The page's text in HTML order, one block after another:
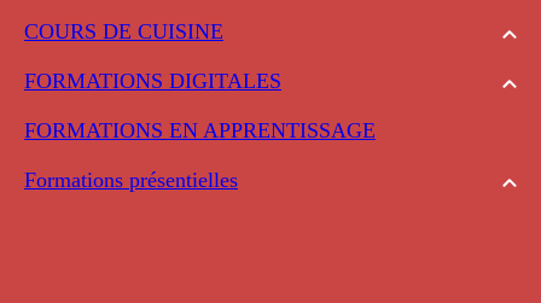
COURS DE CUISINE
FORMATIONS DIGITALES
FORMATIONS EN APPRENTISSAGE
Formations présentielles